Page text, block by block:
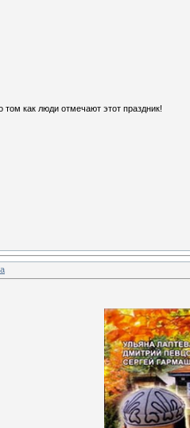
как люди отмечают этот праздник!